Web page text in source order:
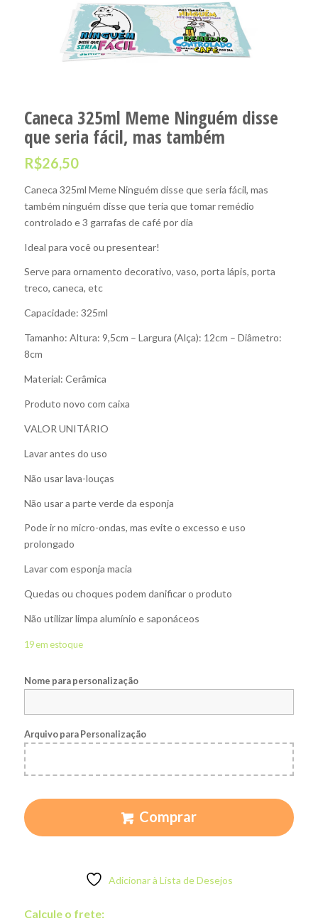
Caneca 325ml Meme Ninguém disse
que seria fácil, mas também
R$26,50
Caneca 325ml Meme Ninguém disse que seria fácil, mas
também ninguém disse que teria que tomar remédio
controlado e 3 garrafas de café por dia
Ideal para você ou presentear!
Serve para ornamento decorativo, vaso, porta lápis, porta
treco, caneca, etc
Capacidade: 325ml
Tamanho: Altura: 9,5cm – Largura (Alça): 12cm – Diâmetro:
8cm
Material: Cerâmica
Produto novo com caixa
VALOR UNITÁRIO
Lavar antes do uso
Não usar lava-louças
Não usar a parte verde da esponja
Pode ir no micro-ondas, mas evite o excesso e uso
prolongado
Lavar com esponja macia
Quedas ou choques podem danificar o produto
Não utilizar limpa alumínio e saponáceos
19 em estoque
Nome para personalização
Arquivo para Personalização
Comprar
Adicionar à Lista de Desejos
Calcule o frete: